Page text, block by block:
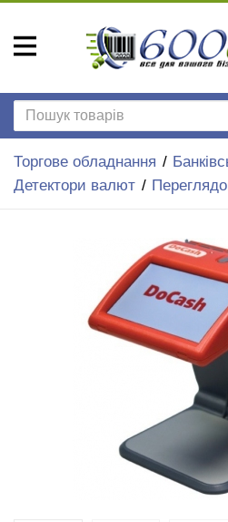
Торгове обладнання
Детектори валют